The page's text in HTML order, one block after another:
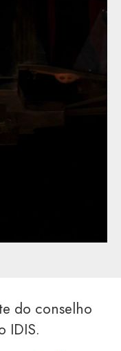
do conselho
IDIS.